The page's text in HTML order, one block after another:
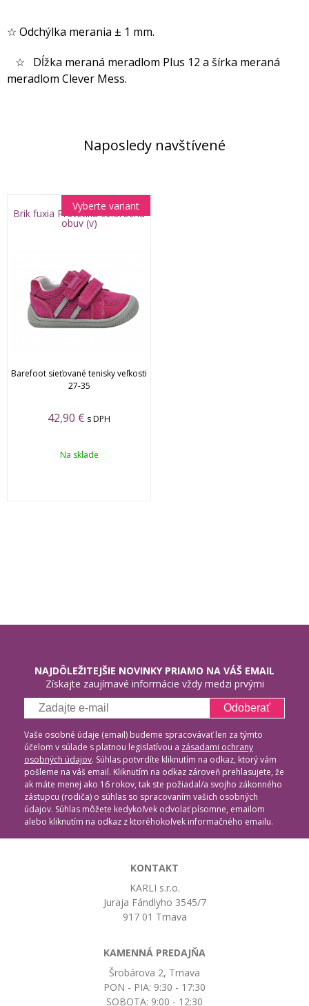
☆ Odchýlka merania ± 1 mm.
☆ Dĺžka meraná meradlom Plus 12 a šírka meraná
meradlom Clever Mess.
Naposledy navštívené
Brik fuxia Protetika celoročná
obuv (v)
Barefoot sieťované tenisky veľkosti
27-35
42,90 € s DPH
Vyberte variant
Na sklade
NAJDÔLEŽITEJŠIE NOVINKY PRIAMO NA VÁŠ EMAIL
Získajte zaujímavé informácie vždy medzi prvými
Odoberať
Vaše osobné údaje (email) budeme spracovávať len za týmto
účelom v súlade s platnou legislatívou a zásadami ochrany
osobných údajov. Súhlas potvrdíte kliknutím na odkaz, ktorý vám
pošleme na váš email. Kliknutím na odkaz zároveň prehlasujete, že
ak máte menej ako 16 rokov, tak ste požiadal/a svojho zákonného
zástupcu (rodiča) o súhlas so spracovaním vašich osobných
údajov. Súhlas môžete kedykoľvek odvolať písomne, emailom
alebo kliknutím na odkaz z ktoréhokoľvek informačného emailu.
KONTAKT
KARLI s.r.o.
Juraja Fándlyho 3545/7
917 01 Trnava
KAMENNÁ PREDAJŇA
Šrobárova 2, Trnava
PON - PIA: 9:30 - 17:30
SOBOTA: 9:00 - 12:30